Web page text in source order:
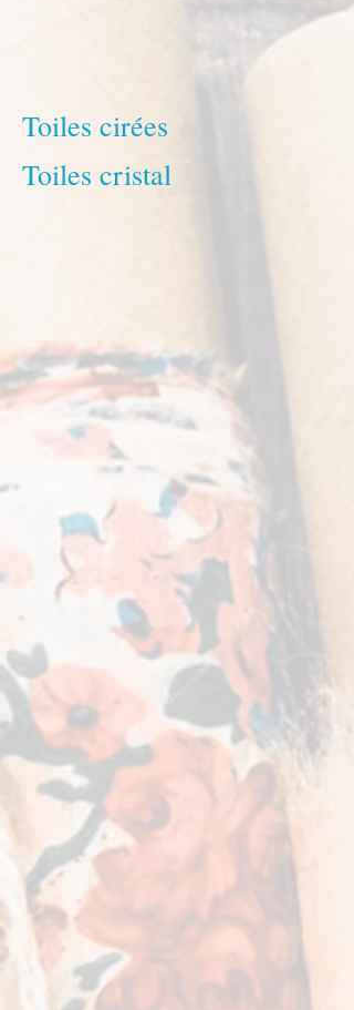
Toiles cirées
Toiles cristal